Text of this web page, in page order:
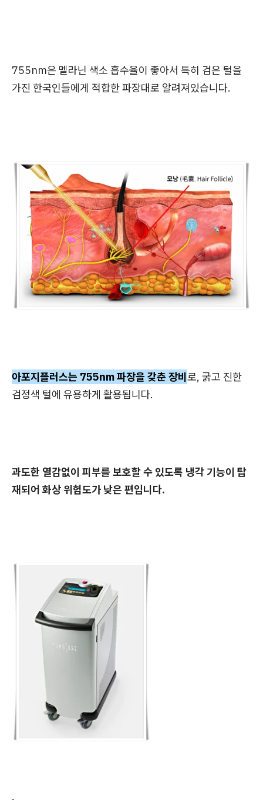
755nm은 멜라닌 색소 흡수율이 좋아서 특히 검은 털을
가진 한국인들에게 적합한 파장대로 알려져있습니다.
아포지플러스는 755nm 파장을 갖춘 장비로, 굵고 진한
검정색 털에 유용하게 활용됩니다.
과도한 열감없이 피부를 보호할 수 있도록 냉각 기능이 탑
재되어 화상 위험도가 낮은 편입니다.